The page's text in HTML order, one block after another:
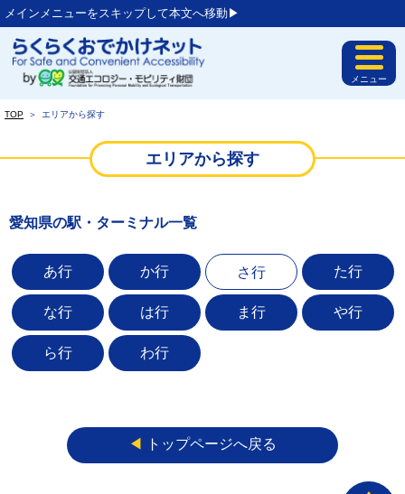
メインメニューをスキップして本文へ移動▶︎
メニュー
TOP ＞ エリアから探す
エリアから探す
愛知県の駅・ターミナル一覧
あ行 か行 さ行 た行
な行 は行 ま行 や行
ら行 わ行
◀︎ トップページへ戻る